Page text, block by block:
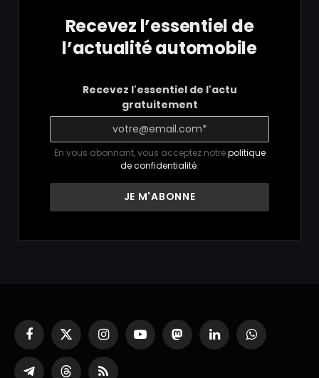
Recevez l’essentiel de
l’actualité automobile
Recevez l'essentiel de l'actu
gratuitement
En vous abonnant, vous acceptez notrepolitique
de confidentialité.
Facebook
X
(Twitter)
InstagramYouTubeMastodonLinkedInWhatsApp